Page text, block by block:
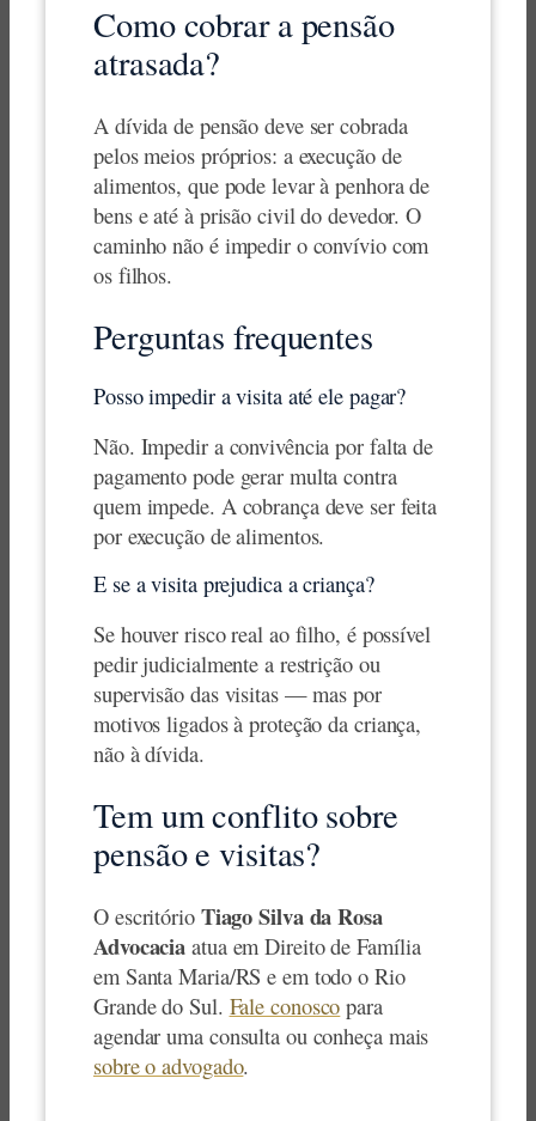
Como cobrar a pensão
atrasada?
A dívida de pensão deve ser cobrada
pelos meios próprios: a execução de
alimentos, que pode levar à penhora de
bens e até à prisão civil do devedor. O
caminho não é impedir o convívio com
os filhos.
Perguntas frequentes
Posso impedir a visita até ele pagar?
Não. Impedir a convivência por falta de
pagamento pode gerar multa contra
quem impede. A cobrança deve ser feita
por execução de alimentos.
E se a visita prejudica a criança?
Se houver risco real ao filho, é possível
pedir judicialmente a restrição ou
supervisão das visitas — mas por
motivos ligados à proteção da criança,
não à dívida.
Tem um conflito sobre
pensão e visitas?
O escritório Tiago Silva da Rosa
Advocacia atua em Direito de Família
em Santa Maria/RS e em todo o Rio
Grande do Sul. Fale conosco para
agendar uma consulta ou conheça mais
sobre o advogado.